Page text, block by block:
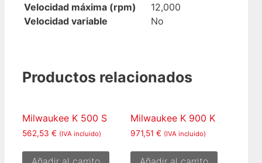
Velocidad máxima (rpm)
12,000
Velocidad variable
No
Productos relacionados
Milwaukee K 500 S
562,53 € (IVA incluido)
Milwaukee K 900 K
971,51€ (IVA incluido)